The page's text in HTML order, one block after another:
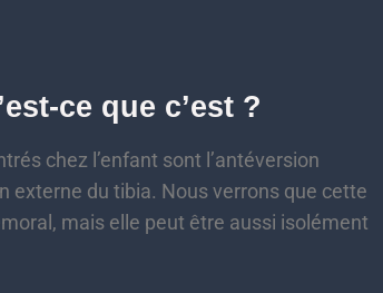
ce que c’est ?
chez l’enfant sont l’antéversion
externe du tibia. Nous verrons que cette
mais elle peut être aussi isolément